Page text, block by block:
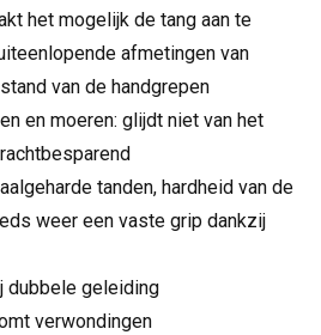
het mogelijk de tang aan te
afmetingen van
van de handgrepen
en moeren: glijdt niet van het
tanden, hardheid van de
weer een vaste grip dankzij
dubbele geleiding
verwondingen